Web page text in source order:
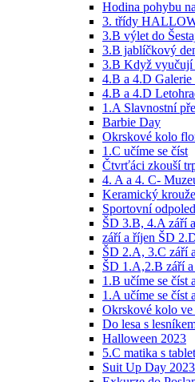
Hodina pohybu
3. třídy
3.B výlet do
3.B jablíčkový
3.B Když vyučují
4.B a 4.D
4.B a 4.D
1.A Slavnostní
Barbie Day
Okrskové kolo
1.C učíme se číst
Čtvrťáci zkouší
4. A a 4. C-
Keramický
Sportovní
ŠD 3.B, 4.A září
září a říjen ŠD
ŠD 2.A, 3.C září
ŠD 1.A,2.B září
1.B učíme se číst
1.A učíme se číst
Okrskové kolo
Do lesa s
Halloween 2023
5.C matika s
Suit Up Day 2023